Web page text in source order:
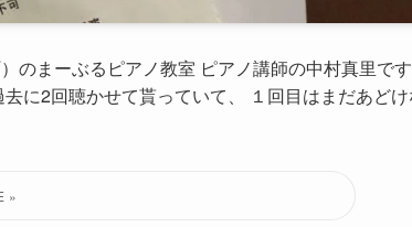
のまーぶるピアノ教室 ピアノ講師の中村真里で
に2回聴かせて貰っていて、 １回目はまだあど